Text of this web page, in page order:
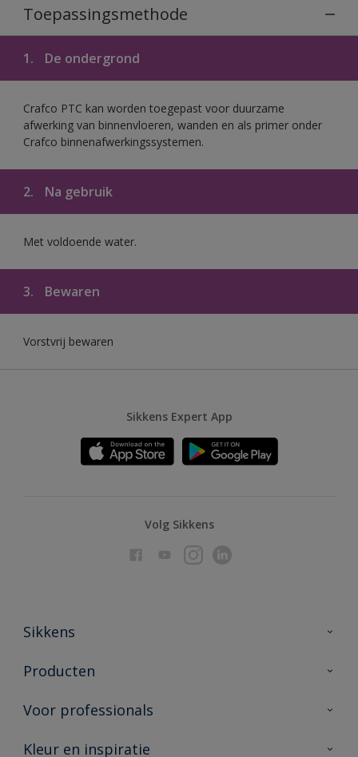
Toepassingsmethode
1. De ondergrond
Crafco PTC kan worden toegepast voor duurzame
afwerking van binnenvloeren, wanden en als primer onder
Crafco binnenafwerkingssystemen.
2. Na gebruik
Met voldoende water.
3. Bewaren
Vorstvrij bewaren
Sikkens Expert App
Volg Sikkens
Sikkens
Over Sikkens
Duurzaamheid
Producten
Producten voor binnen
Vind je verkooppunt
Voor professionals
Advies & service
Kleur en inspiratie